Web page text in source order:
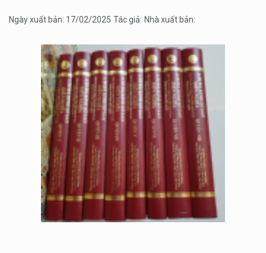
Ngày xuất bản: 17/02/2025 Tác giả: Nhà xuất bản: